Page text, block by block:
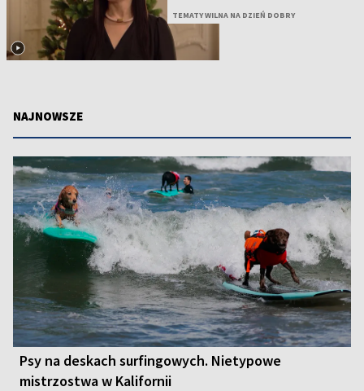
TEMATY WILNA NA DZIEŃ DOBRY
NAJNOWSZE
Psy na deskach surfingowych. Nietypowe
mistrzostwa w Kalifornii